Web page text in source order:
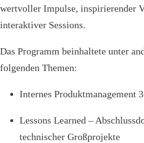
wertvoller Impulse, inspirierender
interaktiver Sessions.
Das Programm beinhaltete unter
folgenden Themen:
Internes Produktmanagement
Lessons Learned –
technischer Großprojekte